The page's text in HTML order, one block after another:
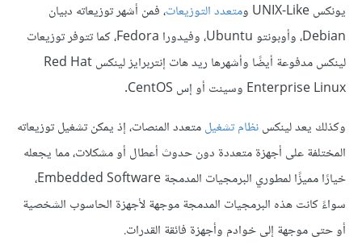
يونكس UNIX-Like و
متعدد التوزيعات، فمن أشهر توزيعاته دبيان
Debian، وأوبونتو Ubuntu، وفيدورا Fedora، كما تتوفر توزيعات
لينكس مدفوعة أيضًا وأشهرها ريد هات إنتربرايز لينكس Red Hat
Enterprise Linux وسينت أو إس CentOS.
وكذلك يعد لينكسنظام تشغيلمتعدد المنصات، إذ يمكن تشغيل توزيعاته
المختلفة على أجهزة متعددة دون حدوث أعطال أو مشكلات، مما يجعله
خيارًا مميزًا لمطوري البرمجيات المدمجة Embedded Software،
سواءً كانت هذه البرمجيات المدمجة موجهة لأجهزة الحاسوب الشخصية
أو حتى موجهة إلى خوادم وأجهزة فائقة القدرات.